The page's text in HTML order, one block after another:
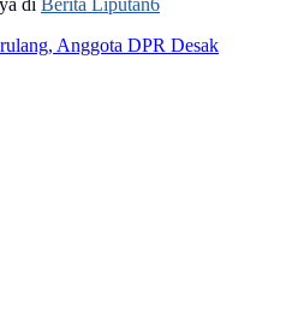
di Berita Liputan6
Anggota DPR Desak